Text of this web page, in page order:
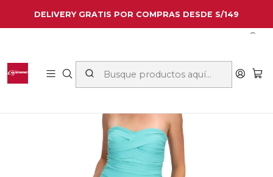
DELIVERY GRATIS POR COMPRAS DESDE S/149